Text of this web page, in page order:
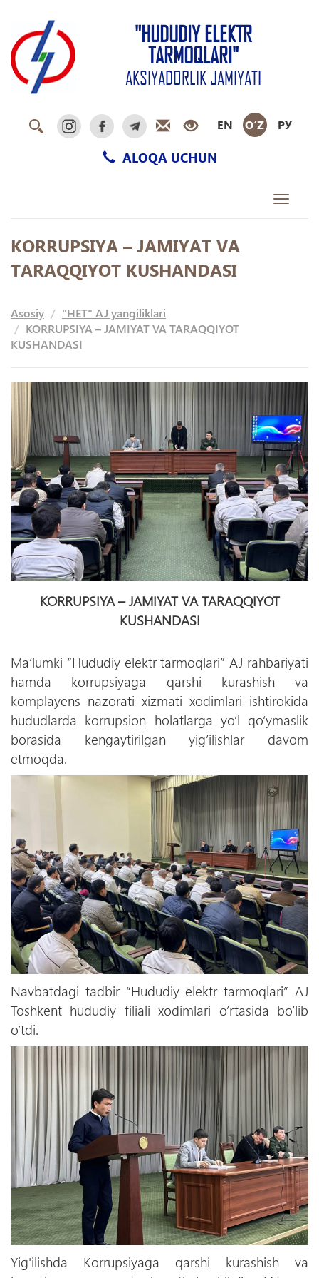
"HUDUDIY ELEKTR
TARMOQLARI"
AKSIYADORLIK JAMIYATI
EN O‘Z РУ
ALOQA UCHUN
Toggle
KORRUPSIYA – JAMIYAT VA
TARAQQIYOT KUSHANDASI
Asosiy
"HET" AJ yangiliklari
KORRUPSIYA – JAMIYAT VA TARAQQIYOT
KUSHANDASI
KORRUPSIYA – JAMIYAT VA TARAQQIYOT
KUSHANDASI
Ma’lumki “Hududiy elektr tarmoqlari” AJ rahbariyati
hamda korrupsiyaga qarshi kurashish va
komplayens nazorati xizmati xodimlari ishtirokida
hududlarda korrupsion holatlarga yo’l qо‘ymaslik
borasida kengaytirilgan yig’ilishlar davom
etmoqda.
Navbatdagi tadbir “Hududiy elektr tarmoqlari” AJ
Toshkent hududiy filiali xodimlari o’rtasida bo’lib
o’tdi.
Yig'ilishda Korrupsiyaga qarshi kurashish va